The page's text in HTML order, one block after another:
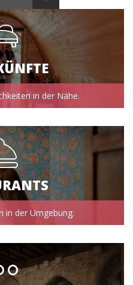
in der Nähe.
in der Umgebung.